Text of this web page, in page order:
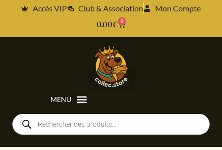
Accès VIP Club & Association
Mon Compte
0.00€ 0